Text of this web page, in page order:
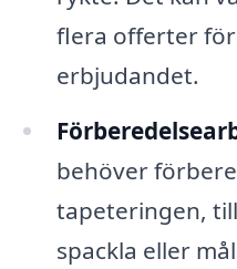
flera offerter
erbjudandet.
behöver
tapeteringen,
spackla eller